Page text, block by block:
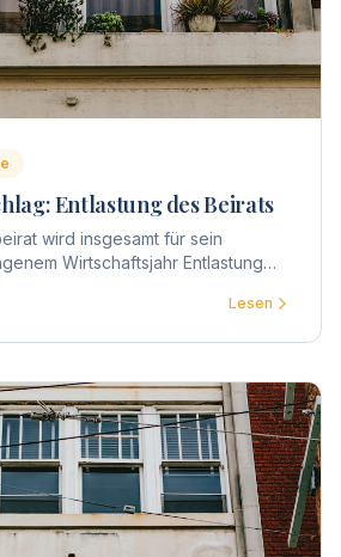
Entlastung des Beirats
wird insgesamt für sein
Wirtschaftsjahr Entlastung
Lesen